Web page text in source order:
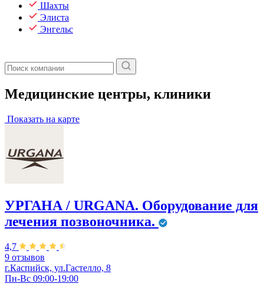
Шахты
Элиста
Энгельс
Медицинские центры, клиники
Показать на карте
УРГАНА / URGANA. Оборудование для
лечения позвоночника.
4,7
9 отзывов
г.Каспийск, ул.Гастелло, 8
Пн-Вс 09:00-19:00